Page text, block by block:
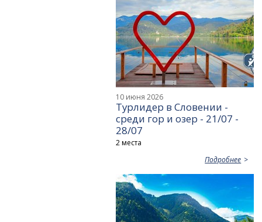
10 июня 2026
Турлидер в Словении -
среди гор и озер - 21/07 -
28/07
2 места
Подробнее